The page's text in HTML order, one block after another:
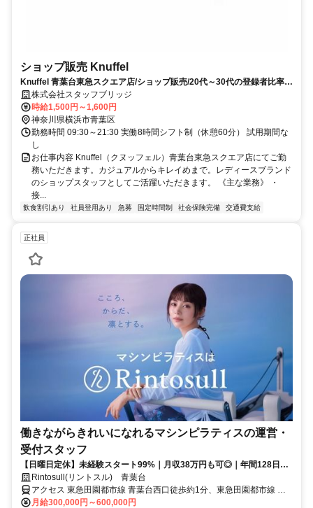
ショップ販売 Knuffel
Knuffel 青葉台東急スクエア店/ショップ販売/20代～30代の登録者比率約
85％！/急募/女性活躍/正社員登用あり/横浜市青葉区/お仕事No246453
株式会社スタッフブリッジ
時給1,500円～1,600円
神奈川県横浜市青葉区
勤務時間 09:30～21:30 実働8時間シフト制（休憩60分） 試用期間な
し
お仕事内容 Knuffel（クヌッフェル）青葉台東急スクエア店にてご勤
務いただきます。カジュアルからキレイめまで。レディースブランド
のショップスタッフとしてご活躍いただきます。 《主な業務》 ・
接...
飲食割引あり 社員登用あり 急募 固定時間制 社会保険完備 交通費支給
正社員
働きながらきれいになれるマシンピラティスの運営・
受付スタッフ
【日曜日定休】未経験スタート99%｜月収38万円も可◎｜年間128日以
上休み可◎
Rintosull(リントスル) 青葉台
アクセス 東急田園都市線 青葉台西口徒歩約1分、東急田園都市線 藤
が丘（神奈川県）南口徒歩約17分、東急田園都市線 田奈徒歩約20分
月給300,000円～600,000円